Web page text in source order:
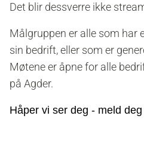
Det blir dessverre ikke
Målgruppen er alle som har
sin bedrift, eller som er
Møtene er åpne for alle
på Agder.
Håper vi ser deg - meld